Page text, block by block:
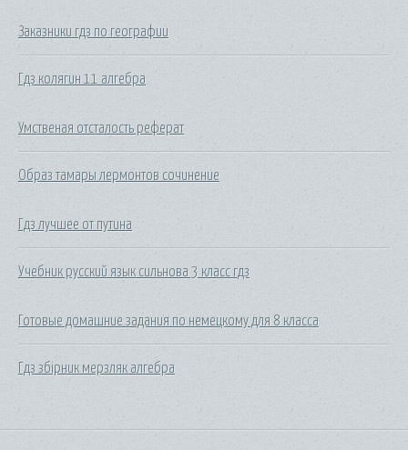
Заказники гдз по географии
Гдз колягин 11 алгебра
Умственая отсталость реферат
Образ тамары лермонтов сочинение
Гдз лучшее от путина
Учебник русский язык сильнова 3 класс гдз
Готовые домашние задания по немецкому для 8 класса
Гдз збірник мерзляк алгебра